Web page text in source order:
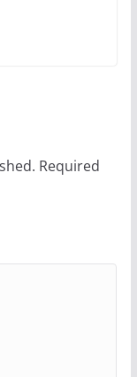
Required